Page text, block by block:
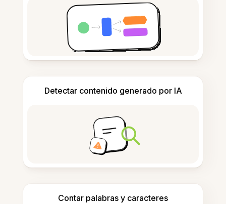
Detectar contenido generado por IA
Contar palabras y caracteres